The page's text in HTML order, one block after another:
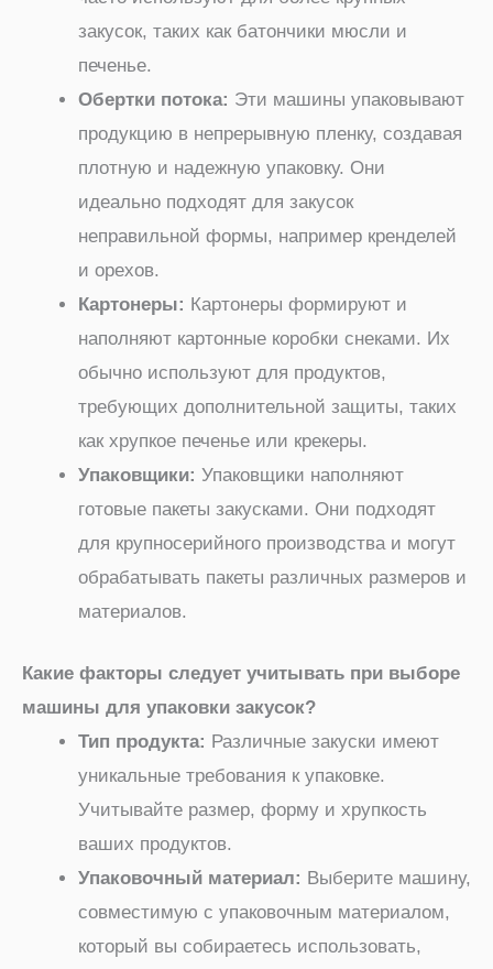
закусок, таких как батончики мюсли и
печенье.
Обертки потока: Эти машины упаковывают
продукцию в непрерывную пленку, создавая
плотную и надежную упаковку. Они
идеально подходят для закусок
неправильной формы, например кренделей
и орехов.
Картонеры: Картонеры формируют и
наполняют картонные коробки снеками. Их
обычно используют для продуктов,
требующих дополнительной защиты, таких
как хрупкое печенье или крекеры.
Упаковщики: Упаковщики наполняют
готовые пакеты закусками. Они подходят
для крупносерийного производства и могут
обрабатывать пакеты различных размеров и
материалов.
Какие факторы следует учитывать при выборе
машины для упаковки закусок?
Тип продукта: Различные закуски имеют
уникальные требования к упаковке.
Учитывайте размер, форму и хрупкость
ваших продуктов.
Упаковочный материал: Выберите машину,
совместимую с упаковочным материалом,
который вы собираетесь использовать,